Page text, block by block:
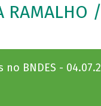
no BNDES -